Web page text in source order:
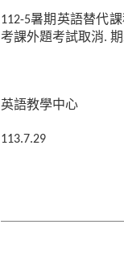
112-5暑期英語替代
考課外題考試取消.
英語教學中心
113.7.29